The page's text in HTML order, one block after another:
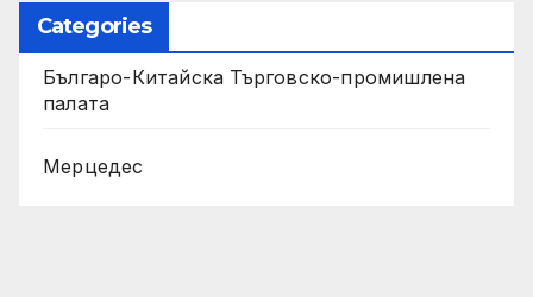
Categories
Българо-Китайска Търговско-промишлена
палaта
Мерцедес